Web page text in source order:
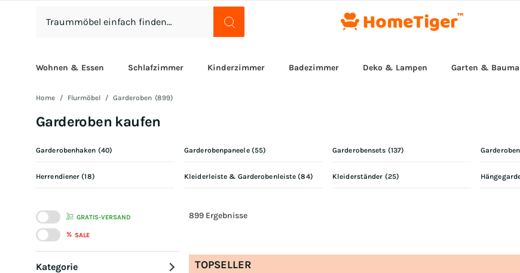
Wohnen & Essen Schlafzimmer Kinderzimmer Badezimmer Deko & Lampen Garten &
Home Flurmöbel Garderoben (899)
Garderoben kaufen
Garderobenhaken (40) Garderobenpaneele(55) Garderobensets (137)
Herrendiener (18) Kleiderleiste & Garderobenleiste (84) Kleiderständer (25)
GRATIS-VERSAND
% SALE
Kategorie
899 Ergebnisse
TOPSELLER